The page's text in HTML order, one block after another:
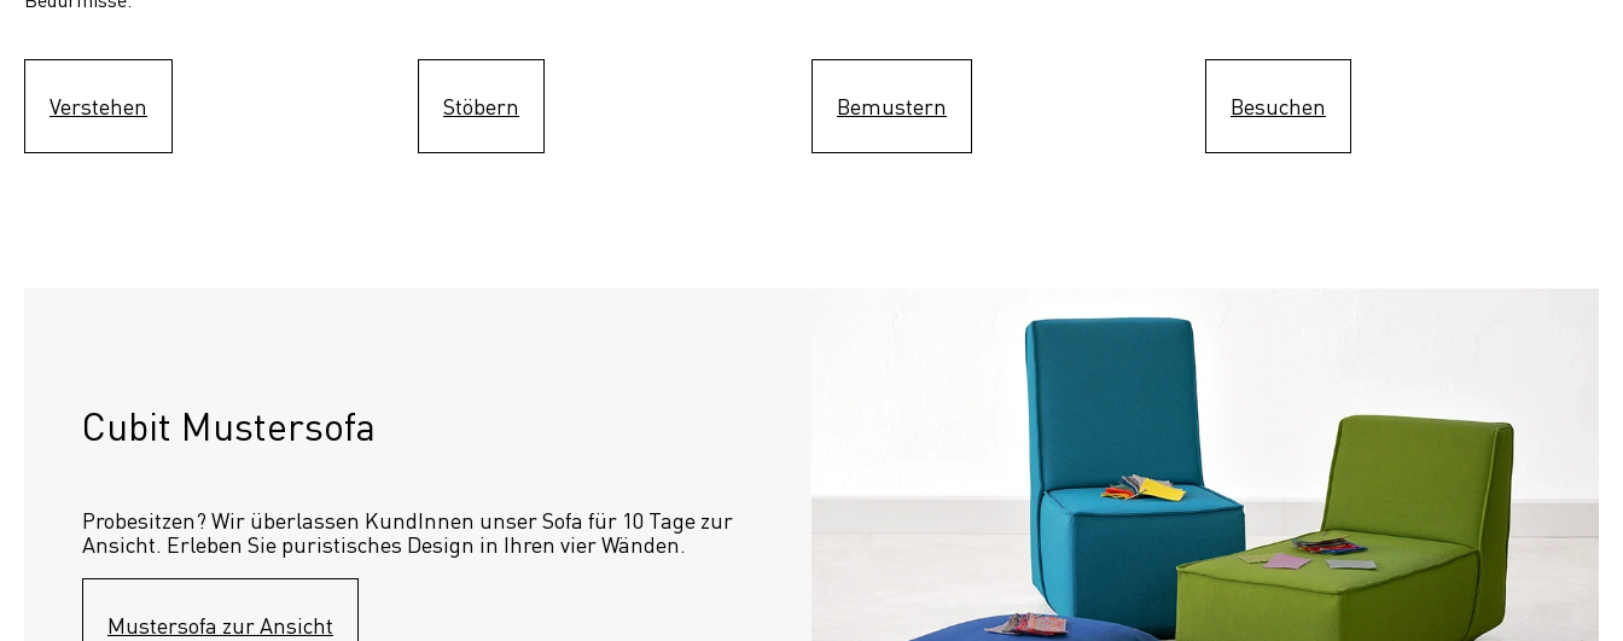
Verstehen Stöbern Bemustern Besuchen
Cubit Mustersofa
Probesitzen? Wir überlassen KundInnen unser Sofa für 10 Tage zur
Ansicht. Erleben Sie puristisches Design in Ihren vier Wänden.
Mustersofa zur Ansicht